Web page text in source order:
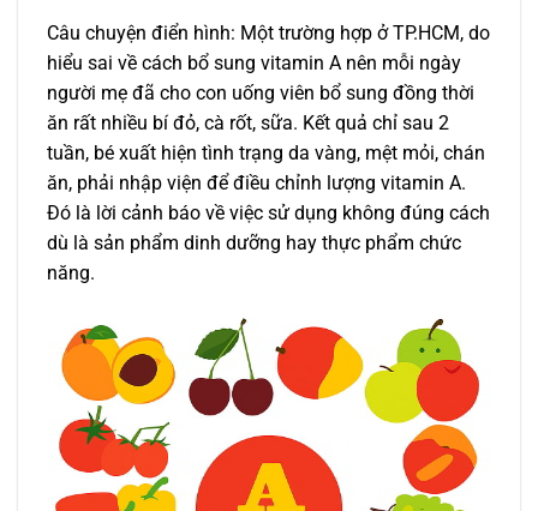
Câu chuyện điển hình: Một trường hợp ở TP.HCM, do
hiểu sai về cách bổ sung vitamin A nên mỗi ngày
người mẹ đã cho con uống viên bổ sung đồng thời
ăn rất nhiều bí đỏ, cà rốt, sữa. Kết quả chỉ sau 2
tuần, bé xuất hiện tình trạng da vàng, mệt mỏi, chán
ăn, phải nhập viện để điều chỉnh lượng vitamin A.
Đó là lời cảnh báo về việc sử dụng không đúng cách
dù là sản phẩm dinh dưỡng hay thực phẩm chức
năng.